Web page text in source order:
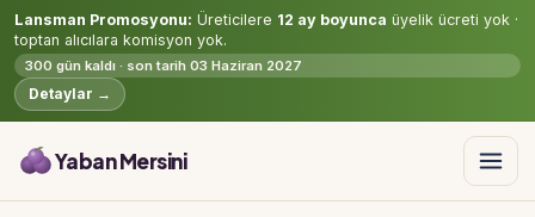
Lansman Promosyonu: Üreticilere 12 ay boyunca üyelik ücreti yok ·
toptan alıcılara komisyon yok.
300 gün kaldı · son tarih 03 Haziran 2027
Detaylar →
Yaban Mersini